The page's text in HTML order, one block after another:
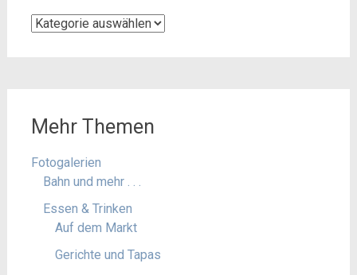
Kategorien
Mehr Themen
Fotogalerien
Bahn und mehr . . .
Essen & Trinken
Auf dem Markt
Gerichte und Tapas